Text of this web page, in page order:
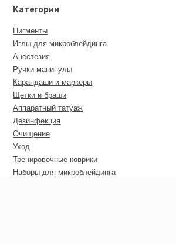
Категории
Пигменты
Иглы для микроблейдинга
Анестезия
Ручки манипулы
Карандаши и маркеры
Щетки и браши
Аппаратный татуаж
Дезинфекция
Очищение
Уход
Тренировочные коврики
Наборы для микроблейдинга